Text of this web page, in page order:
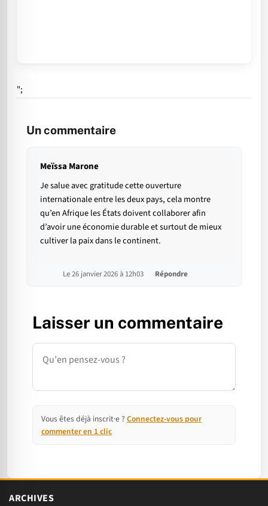
";
Un commentaire
Meïssa Marone
Je salue avec gratitude cette ouverture
internationale entre les deux pays, cela montre
qu’en Afrique les États doivent collaborer afin
d’avoir une économie durable et surtout de mieux
cultiver la paix dans le continent.
Le 26 janvier 2026 à 12h03 Répondre
Laisser un commentaire
Commentaire
Vous êtes déjà inscrit·e ? Connectez-vous pour
commenter en 1 clic
ARCHIVES